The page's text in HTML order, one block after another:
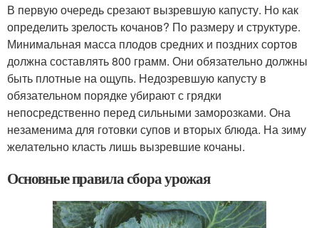
В первую очередь срезают вызревшую капусту. Но как
определить зрелость кочанов? По размеру и структуре.
Минимальная масса плодов средних и поздних сортов
должна составлять 800 грамм. Они обязательно должны
быть плотные на ощупь. Недозревшую капусту в
обязательном порядке убирают с грядки
непосредственно перед сильными заморозками. Она
незаменима для готовки супов и вторых блюда. На зиму
желательно класть лишь вызревшие кочаны.
Основные правила сбора урожая